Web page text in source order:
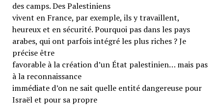
des camps. Des Palestiniens
vivent en France, par exemple, ils y travaillent,
heureux et en sécurité. Pourquoi pas dans les pays
arabes, qui ont parfois intégré les plus riches ? Je
précise être
favorable à la création d’un État palestinien… mais pas
à la reconnaissance
immédiate d’on ne sait quelle entité dangereuse pour
Israël et pour sa propre